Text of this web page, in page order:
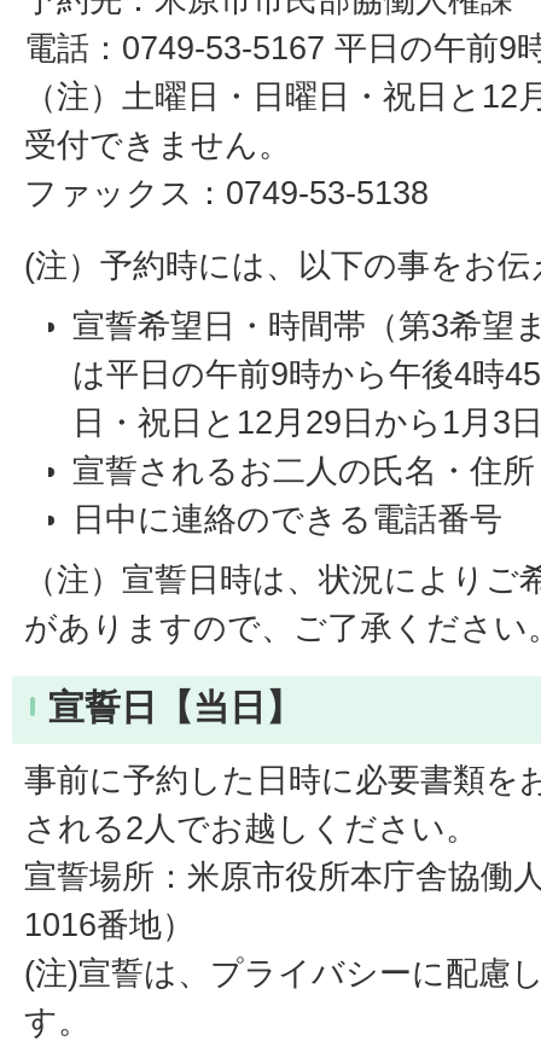
電話：0749-53-5167 平日の午前9
（注）土曜日・日曜日・祝日と12
受付できません。
ファックス：0749-53-5138
(注）予約時には、以下の事をお
宣誓希望日・時間帯（第3希望
は平日の午前9時から午後4時
日・祝日と12月29日から1月3
宣誓されるお二人の氏名・住
日中に連絡のできる電話番号
（注）宣誓日時は、状況によりご
がありますので、ご了承ください
宣誓日【当日】
事前に予約した日時に必要書類を
される2人でお越しください。
宣誓場所：米原市役所本庁舎協働
1016番地）
(注)宣誓は、プライバシーに配慮
す。